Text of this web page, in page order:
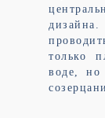
только
воде, но